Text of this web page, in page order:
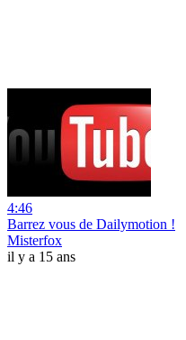
4:46
Barrez vous de Dailymotion !
Misterfox
il y a 15 ans